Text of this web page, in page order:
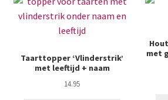
Taarttopper ‘Vlinderstrik’
met leeftijd + naam
14.95
met